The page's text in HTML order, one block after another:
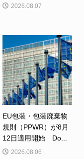
2026.08.07
EU包装・包装廃棄物
規則（PPWR）が8月
12日適用開始 Do...
2026.08.06